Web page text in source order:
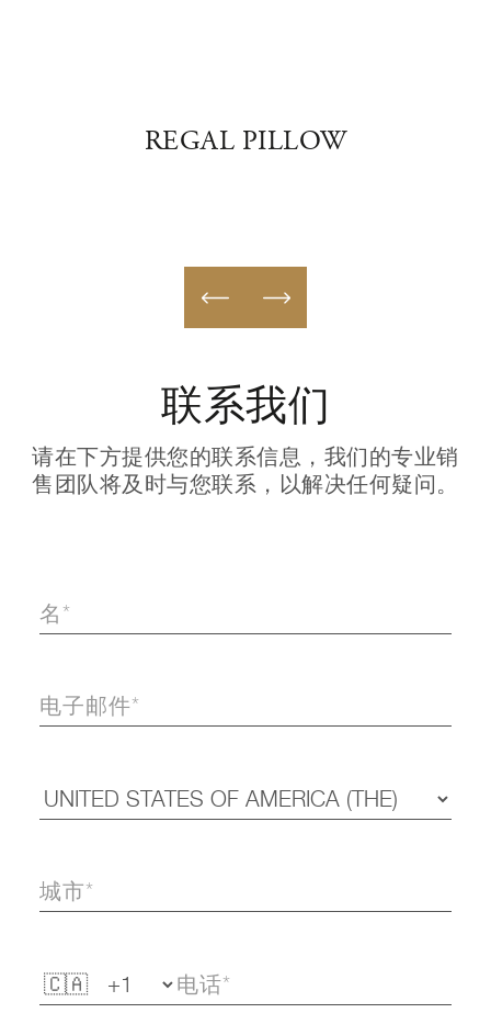
REGAL PILLOW
联系我们
请在下方提供您的联系信息，我们的专业销
售团队将及时与您联系，以解决任何疑问。